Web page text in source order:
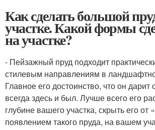
Как сделать большой
участке. Какой формы
на участке?
- Пейзажный пруд подходит
стилевым направлениям в
Главное его достоинство, что он
всегда здесь и был. Лучше всего его
глубине вашего участка, скрыть его от
появлением такого пруда, на вашем